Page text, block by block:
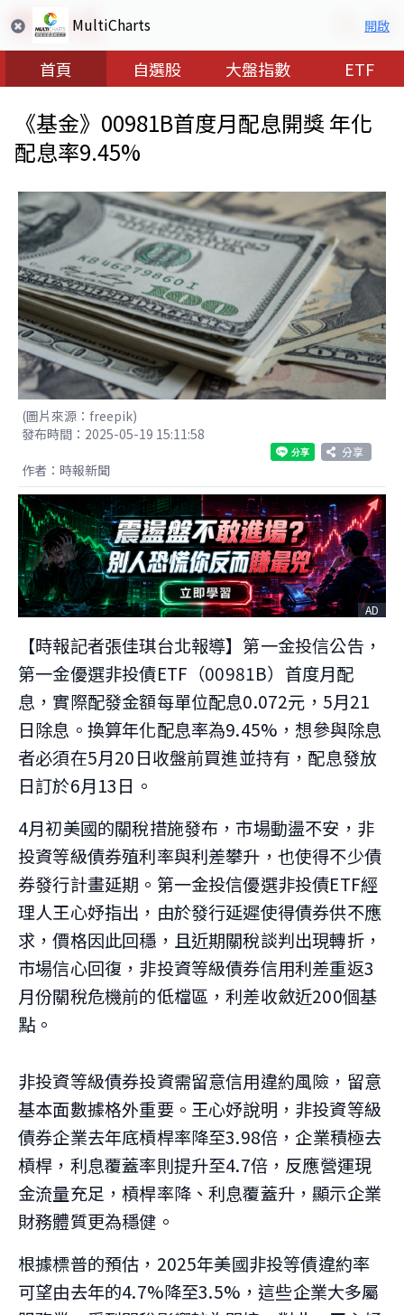
MultiCharts 開啟
首頁 自選股 大盤指數 ETF
《基金》00981B首度月配息開獎 年化
配息率9.45%
(圖片來源：freepik)
發布時間：2025-05-19 15:11:58
分享
作者：時報新聞
AD
【時報記者張佳琪台北報導】第一金投信公告，
第一金優選非投債ETF（00981B）首度月配
息，實際配發金額每單位配息0.072元，5月21
日除息。換算年化配息率為9.45%，想參與除息
者必須在5月20日收盤前買進並持有，配息發放
日訂於6月13日。
4月初美國的關稅措施發布，市場動盪不安，非
投資等級債券殖利率與利差攀升，也使得不少債
券發行計畫延期。第一金投信優選非投債ETF經
理人王心妤指出，由於發行延遲使得債券供不應
求，價格因此回穩，且近期關稅談判出現轉折，
市場信心回復，非投資等級債券信用利差重返3
月份關稅危機前的低檔區，利差收斂近200個基
點。
非投資等級債券投資需留意信用違約風險，留意
基本面數據格外重要。王心妤說明，非投資等級
債券企業去年底槓桿率降至3.98倍，企業積極去
槓桿，利息覆蓋率則提升至4.7倍，反應營運現
金流量充足，槓桿率降、利息覆蓋升，顯示企業
財務體質更為穩健。
根據標普的預估，2025年美國非投等債違約率
可望由去年的4.7%降至3.5%，這些企業大多屬